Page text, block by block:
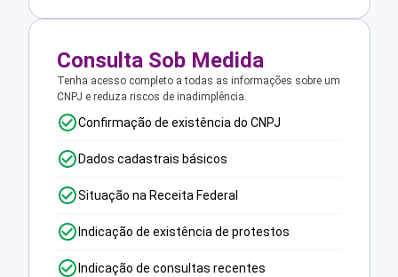
Consulta Sob Medida
Tenha acesso completo a todas as informações sobre um
CNPJ e reduza riscos de inadimplência.
Confirmação de existência do CNPJ
Dados cadastrais básicos
Situação na Receita Federal
Indicação de existência de protestos
Indicação de consultas recentes